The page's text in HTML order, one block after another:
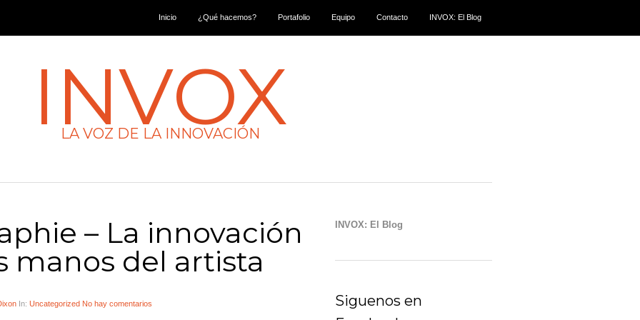
Inicio ¿Qué hacemos? Portafolio Equipo Contacto INVOX: El Blog
INVOX
LA VOZ DE LA INNOVACIÓN
– La innovación
manos del artista
In: Uncategorized No hay comentarios
INVOX: El Blog
Siguenos en